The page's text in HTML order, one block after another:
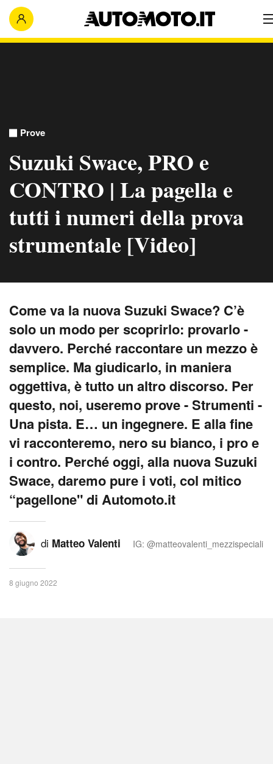
Prove
Suzuki Swace, PRO e
CONTRO | La pagella e
tutti i numeri della prova
strumentale [Video]
Come va la nuova Suzuki Swace? C’è
solo un modo per scoprirlo: provarlo -
davvero. Perché raccontare un mezzo è
semplice. Ma giudicarlo, in maniera
oggettiva, è tutto un altro discorso. Per
questo, noi, useremo prove - Strumenti -
Una pista. E… un ingegnere. E alla fine
vi racconteremo, nero su bianco, i pro e
i contro. Perché oggi, alla nuova Suzuki
Swace, daremo pure i voti, col mitico
“pagellone" di Automoto.it
di Matteo Valenti IG: @matteovalenti_mezzispeciali
8 giugno 2022